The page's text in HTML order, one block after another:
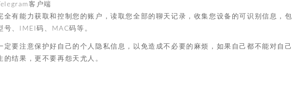
客户端
全有能力获取和控制您的账户，读取您全部的聊天记录，收集您设备的可识别信息，包
号、IMEI码、MAC码等。
定要注意保护好自己的个人隐私信息，以免造成不必要的麻烦，如果自己都不能对自己
结果，更不要再怨天尤人。